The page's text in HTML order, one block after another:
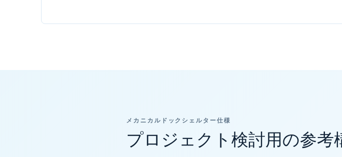
メカニカルドックシェルター仕様
プロジェクト検討用の参考